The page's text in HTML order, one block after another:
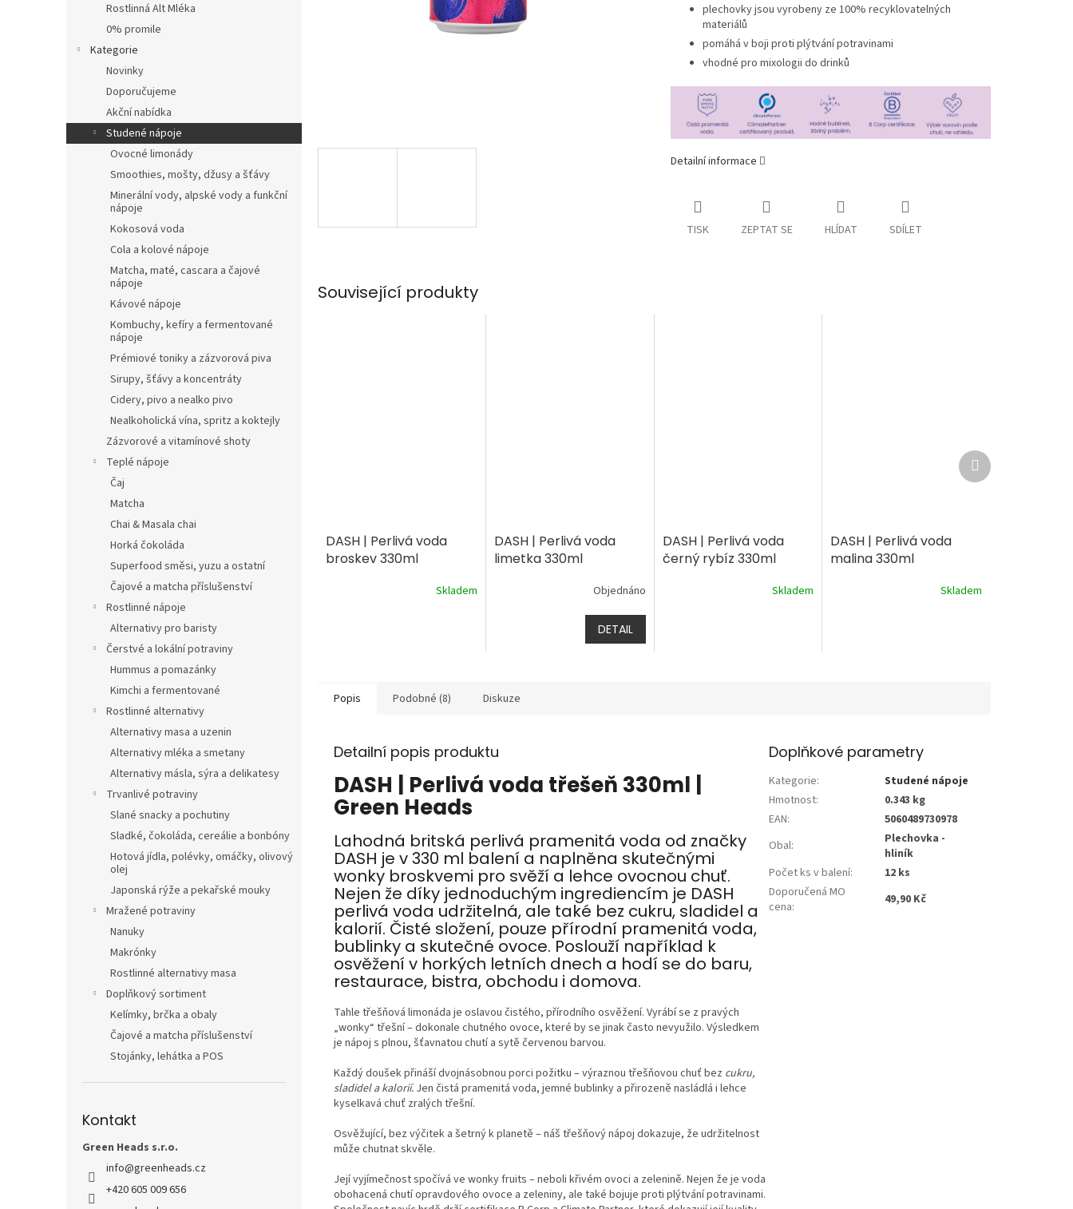
Rostlinná Alt Mléka
0% promile
Kategorie
Novinky
Doporučujeme
Akční nabídka
Studené nápoje
Ovocné limonády
Smoothies, mošty, džusy a šťávy
Minerální vody, alpské vody a funkční
nápoje
Kokosová voda
Cola a kolové nápoje
Matcha, maté, cascara a čajové
nápoje
Kávové nápoje
Kombuchy, kefíry a fermentované
nápoje
Prémiové toniky a zázvorová piva
Sirupy, šťávy a koncentráty
Cidery, pivo a nealko pivo
Nealkoholická vína, spritz a koktejly
Zázvorové a vitamínové shoty
Teplé nápoje
Čaj
Matcha
Chai & Masala chai
Horká čokoláda
Superfood směsi, yuzu a ostatní
Čajové a matcha příslušenství
Rostlinné nápoje
Alternativy pro baristy
Čerstvé a lokální potraviny
Hummus a pomazánky
Kimchi a fermentované
Rostlinné alternativy
Alternativy masa a uzenin
Alternativy mléka a smetany
Alternativy másla, sýra a delikatesy
Trvanlivé potraviny
Slané snacky a pochutiny
Sladké, čokoláda, cereálie a bonbóny
Hotová jídla, polévky, omáčky, olivový
olej
Japonská rýže a pekařské mouky
Mražené potraviny
Nanuky
Makrónky
Rostlinné alternativy masa
Doplňkový sortiment
Kelímky, brčka a obaly
Čajové a matcha příslušenství
Stojánky, lehátka a POS
Kontakt
Green Heads s.r.o.
info@greenheads.cz
+420 605 009 656
plechovky jsou vyrobeny ze 100% recyklovatelných
materiálů
pomáhá v boji proti plýtvání potravinami
vhodné pro mixologii do drinků
Detailní informace
TISK ZEPTAT SE HLÍDAT SDÍLET
Související produkty
DASH | Perlivá voda
broskev 330ml
Skladem
DASH | Perlivá voda
limetka 330ml
Objednáno
DETAIL
DASH | Perlivá voda
černý rybíz 330ml
Skladem
DASH | Perlivá voda
malina 330ml
Skladem
Další
produkt
Popis Podobné (8) Diskuze
Detailní popis produktu
DASH | Perlivá voda třešeň 330ml |
Green Heads
Lahodná britská perlivá pramenitá voda od značky
DASH je v 330 ml balení a naplněna skutečnými
wonky broskvemi pro svěží a lehce ovocnou chuť.
Nejen že díky jednoduchým ingrediencím je DASH
perlivá voda udržitelná, ale také bez cukru, sladidel a
kalorií. Čisté složení, pouze přírodní pramenitá voda,
bublinky a skutečné ovoce. Poslouží například k
osvěžení v horkých letních dnech a hodí se do baru,
restaurace, bistra, obchodu i domova.
Tahle třešňová limonáda je oslavou čistého, přírodního osvěžení. Vyrábí se z pravých
„wonky“ třešní – dokonale chutného ovoce, které by se jinak často nevyužilo. Výsledkem
je nápoj s plnou, šťavnatou chutí a sytě červenou barvou.
Každý doušek přináší dvojnásobnou porci požitku – výraznou třešňovou chuť bez cukru,
sladidel a kalorií. Jen čistá pramenitá voda, jemné bublinky a přirozeně nasládlá i lehce
kyselkavá chuť zralých třešní.
Osvěžující, bez výčitek a šetrný k planetě – náš třešňový nápoj dokazuje, že udržitelnost
může chutnat skvěle.
Její vyjímečnost spočívá ve wonky fruits – neboli křivém ovoci a zelenině. Nejen že je voda
obohacená chutí opravdového ovoce a zeleniny, ale také bojuje proti plýtvání potravinami.
Doplňkové parametry
Kategorie:
Studené nápoje
Hmotnost:
0.343 kg
EAN:
5060489730978
Obal:
Plechovka -
hliník
Počet ks v balení:
12 ks
Doporučená MO
cena: 49,90 Kč